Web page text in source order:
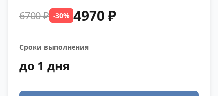
6700 ₽ -30% 4970 ₽
Сроки выполнения
до 1 дня